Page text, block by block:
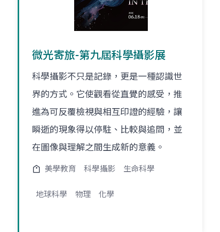
微光寄旅-第九屆科學攝影展
科學攝影不只是記錄，更是一種認識世
界的方式。它使觀看從直覺的感受，推
進為可反覆檢視與相互印證的經驗，讓
瞬逝的現象得以停駐、比較與追問，並
在圖像與理解之間生成新的意義。
美學教育 科學攝影 生命科學
地球科學 物理 化學